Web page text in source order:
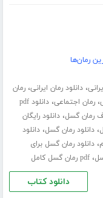
رمان‌ها
،دانلود رمان ایرانی،رمان
،رمان اجتماعی،
دانلود pdf
رمان گسل،دانلود رایگان
،دانلود رمان گسل،دانلود
،دانلود رمان گسل برای
،pdf رمان گسل کامل
دانلود کتاب